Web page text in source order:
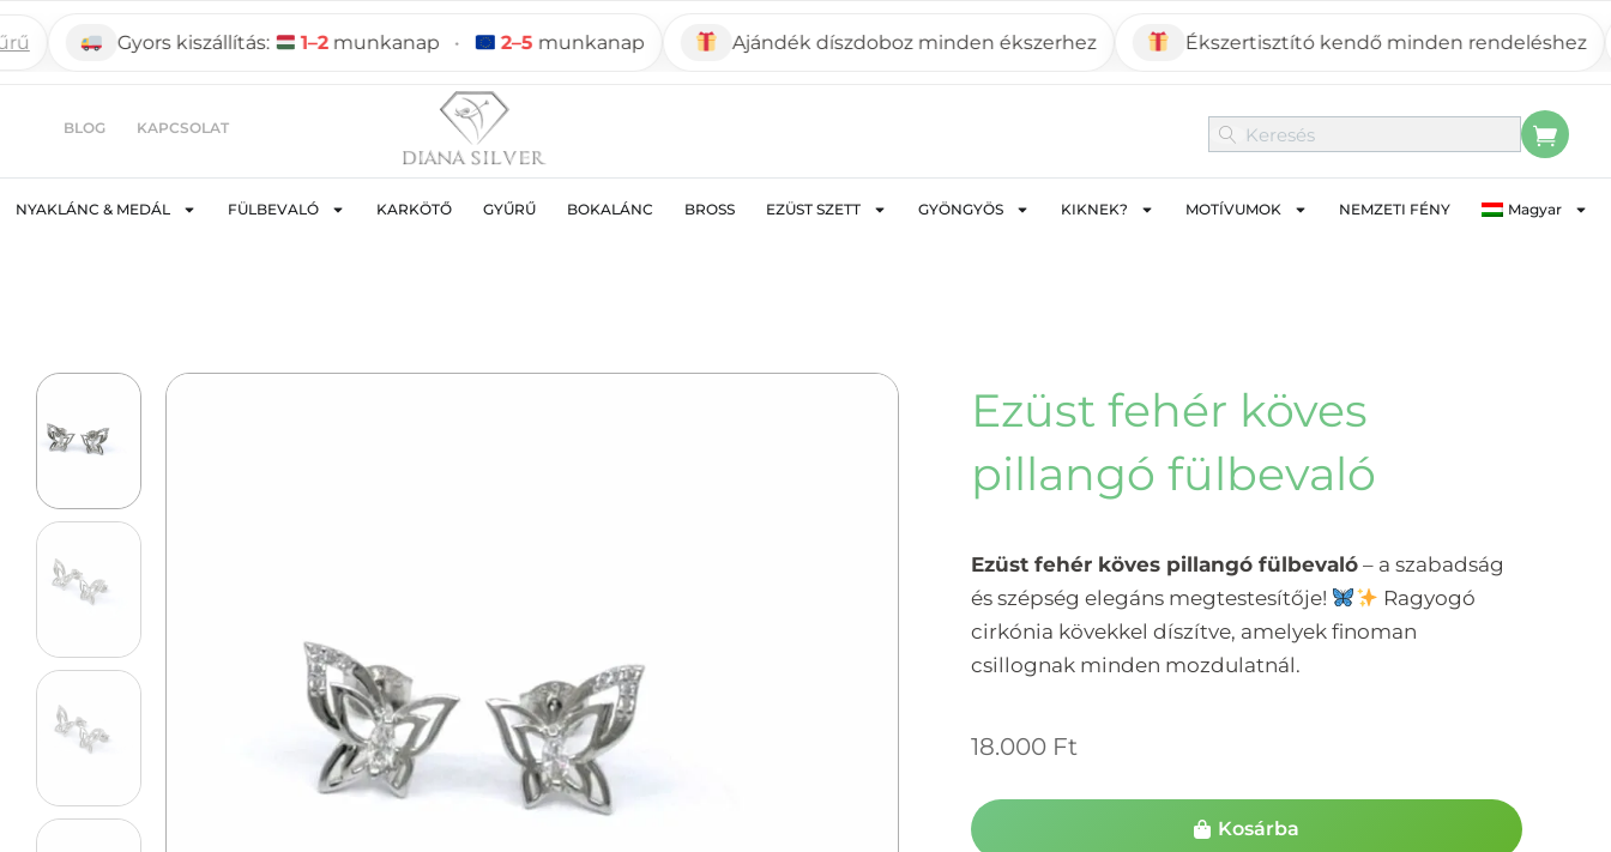
BLOG KAPCSOLAT
NYAKLÁNC & MEDÁL FÜLBEVALÓ KARKÖTŐ GYŰRŰ BOKALÁNC BROSS EZÜST SZETT GYÖNGYÖS KIKNEK? MOTÍVUMOK NEMZETI FÉNY Magyar
Gyors kiszállítás: 1–2munkanap • 2–5munkanap Ajándék díszdoboz minden ékszerhez Ékszertisztító kendő minden rendeléshez
Ezüst fehér köves
pillangó fülbevaló
Ezüst fehér köves pillangó fülbevaló – a szabadság
és szépség elegáns megtestesítője!
Ragyogó
cirkónia kövekkel díszítve, amelyek finoman
csillognak minden mozdulatnál.
18.000 Ft
Kosárba